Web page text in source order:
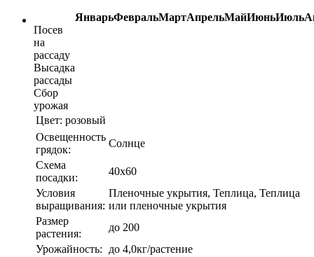
ЯнварьФевральМартАпрельМайИюньИюль
Посев
на
рассаду
Высадка
рассады
Сбор
урожая
Цвет: розовый
Освещенность
грядок:
Солнце
Схема
посадки:
40х60
Условия
выращивания:
Пленочные укрытия, Теплица, Теплица
или пленочные укрытия
Размер
растения:
до 200
Урожайность:
до 4,0кг/растение